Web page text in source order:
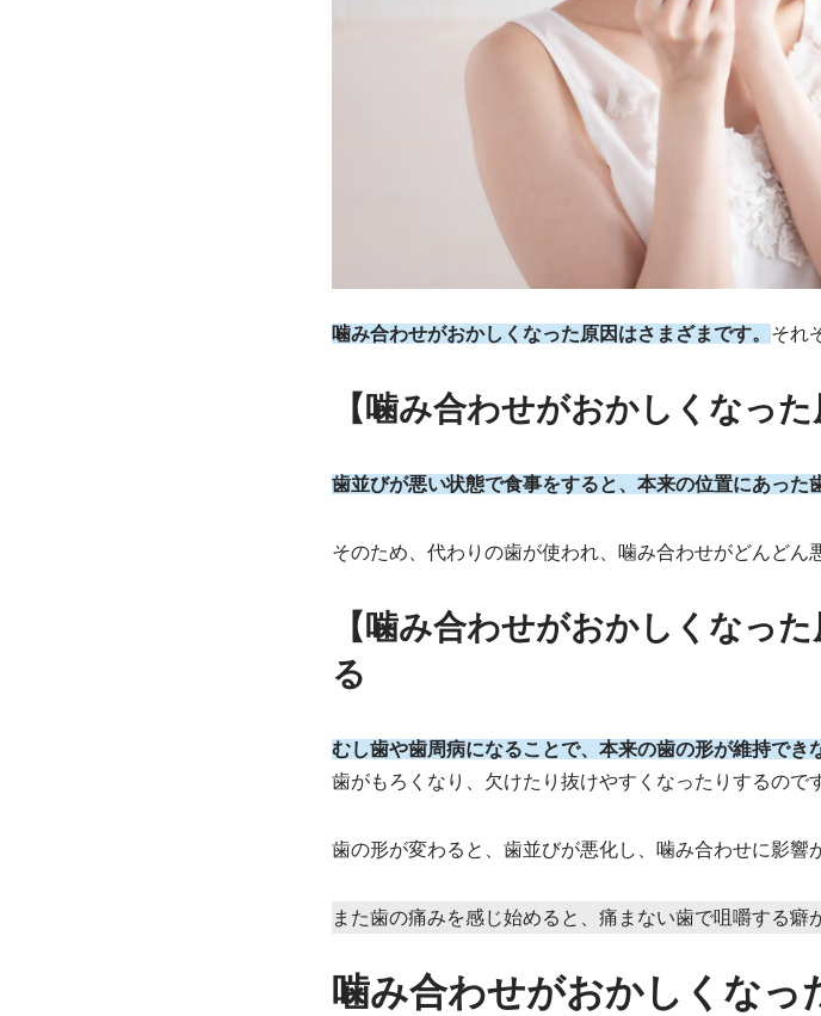
噛み合わせがおかしくなった原因はさまざまです。 それ
【噛み合わせがおかしくなっ
歯並びが悪い状態で食事をすると、本来の位置にあった
そのため、代わりの歯が使われ、噛み合わせがどんどん
【噛み合わせがおかしくなっ
る
むし歯や歯周病になることで、本来の歯の形が維持でき
歯がもろくなり、欠けたり抜けやすくなったりするので
歯の形が変わると、歯並びが悪化し、噛み合わせに影響
また歯の痛みを感じ始めると、痛まない歯で咀嚼する癖
噛み合わせがおかしくなっ